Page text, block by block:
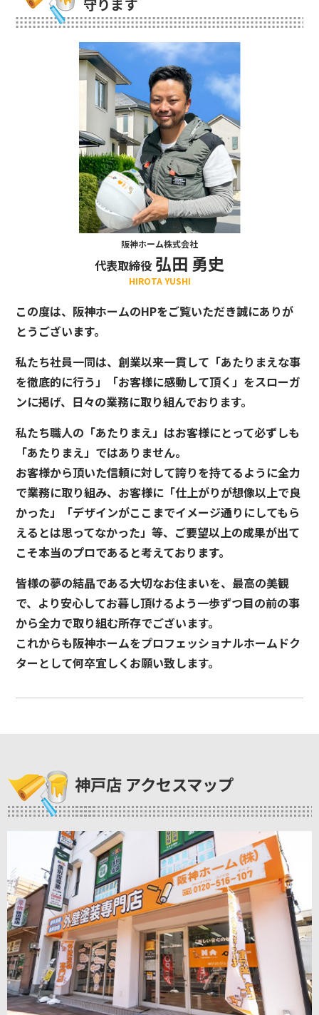
守ります
阪神ホーム株式会社
代表取締役 弘田 勇史
HIROTA YUSHI
この度は、阪神ホームのHPをご覧いただき誠にありが
とうございます。
私たち社員一同は、創業以来一貫して「あたりまえな事
を徹底的に行う」「お客様に感動して頂く」をスローガ
ンに掲げ、日々の業務に取り組んでおります。
私たち職人の「あたりまえ」はお客様にとって必ずしも
「あたりまえ」ではありません。
お客様から頂いた信頼に対して誇りを持てるように全力
で業務に取り組み、お客様に「仕上がりが想像以上で良
かった」「デザインがここまでイメージ通りにしてもら
えるとは思ってなかった」等、ご要望以上の成果が出て
こそ本当のプロであると考えております。
皆様の夢の結晶である大切なお住まいを、最高の美観
で、より安心してお暮し頂けるよう一歩ずつ目の前の事
から全力で取り組む所存でございます。
これからも阪神ホームをプロフェッショナルホームドク
ターとして何卒宜しくお願い致します。
神戸店 アクセスマップ